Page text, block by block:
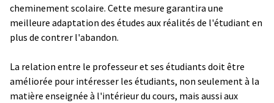
cheminement scolaire. Cette mesure garantira une
meilleure adaptation des études aux réalités de l'étudiant en
plus de contrer l'abandon.
La relation entre le professeur et ses étudiants doit être
améliorée pour intéresser les étudiants, non seulement à la
matière enseignée à l'intérieur du cours, mais aussi aux